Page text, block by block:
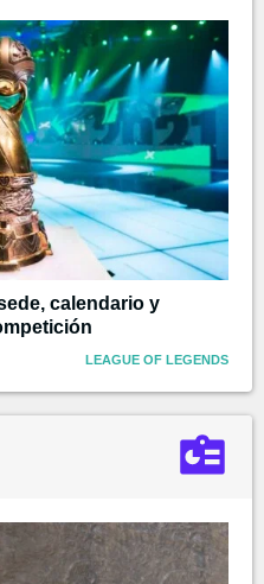
calendario y
LEAGUE OF LEGENDS